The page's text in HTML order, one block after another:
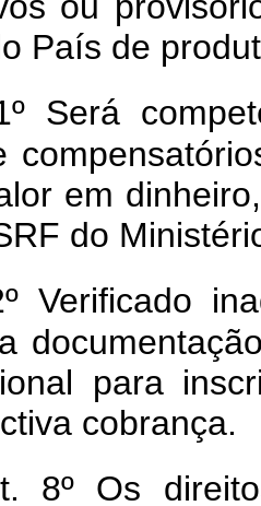
País de
Será
em
do
Verificado
para
cobrança.
8º Os